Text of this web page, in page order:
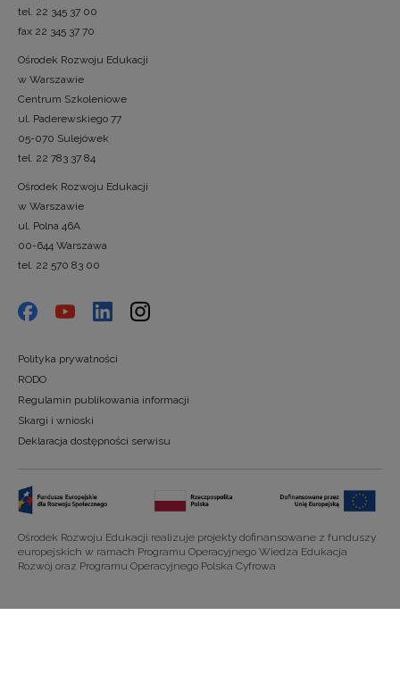
tel. 22 345 37 00
fax 22 345 37 70
Ośrodek Rozwoju Edukacji
w Warszawie
Centrum Szkoleniowe
ul. Paderewskiego 77
05-070 Sulejówek
tel. 22 783 37 84
Ośrodek Rozwoju Edukacji
w Warszawie
ul. Polna 46A
00-644 Warszawa
tel. 22 570 83 00
Polityka prywatności
RODO
Regulamin publikowania informacji
Skargi i wnioski
Deklaracja dostępności serwisu
Ośrodek Rozwoju Edukacji realizuje projekty dofinansowane z funduszy
europejskich w ramach Programu Operacyjnego Wiedza Edukacja
Rozwój oraz Programu Operacyjnego Polska Cyfrowa